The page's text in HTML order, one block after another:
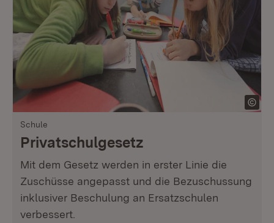
Schule
Privatschulgesetz
Mit dem Gesetz werden in erster Linie die
Zuschüsse angepasst und die Bezuschussung
inklusiver Beschulung an Ersatzschulen
verbessert.